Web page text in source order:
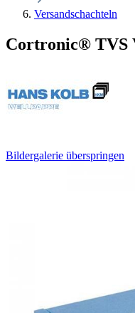
Versandschachteln
Cortronic® TVS
Bildergalerie überspringen